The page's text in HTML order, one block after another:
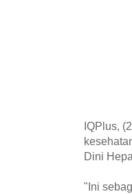
IQPlus,
Dini
"Ini